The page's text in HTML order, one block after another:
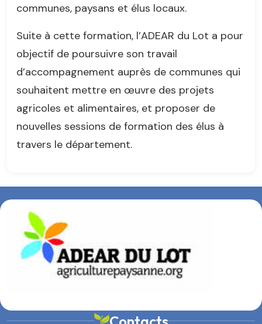
communes, paysans et élus locaux.
Suite à cette formation, l’ADEAR du Lot a pour
objectif de poursuivre son travail
d’accompagnement auprès de communes qui
souhaitent mettre en œuvre des projets
agricoles et alimentaires, et proposer de
nouvelles sessions de formation des élus à
travers le département.